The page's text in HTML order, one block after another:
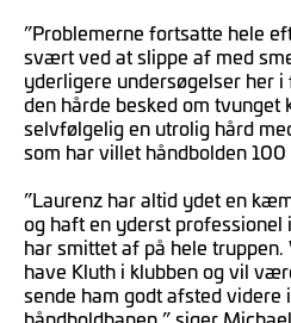
”Problemerne fortsatte hele
svært ved at slippe af med
yderligere undersøgelser her
den hårde besked om tvunget
selvfølgelig en utrolig hård
som har villet håndbolden 100
”Laurenz har altid ydet en
og haft en yderst professionel
har smittet af på hele
have Kluth i klubben og vil
sende ham godt afsted videre